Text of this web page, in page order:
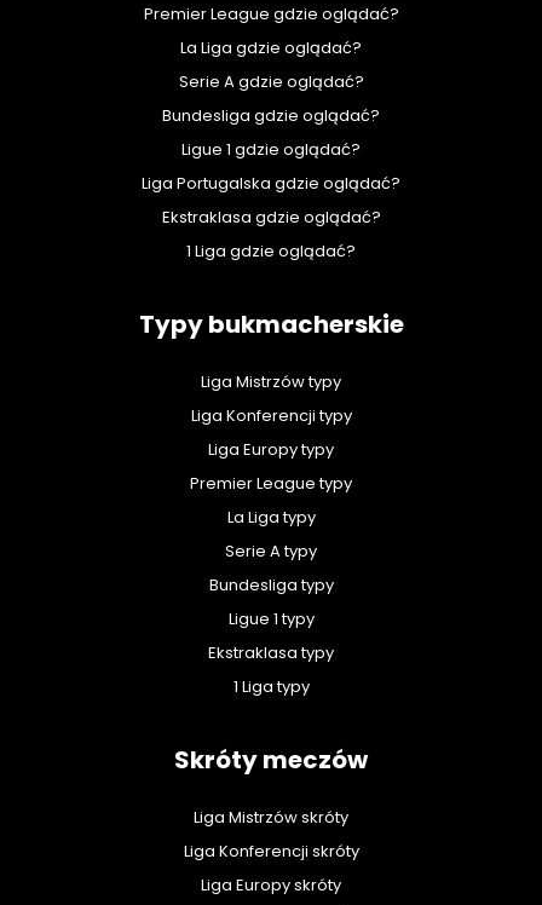
Premier League gdzie oglądać?
La Liga gdzie oglądać?
Serie A gdzie oglądać?
Bundesliga gdzie oglądać?
Ligue 1 gdzie oglądać?
Liga Portugalska gdzie oglądać?
Ekstraklasa gdzie oglądać?
1 Liga gdzie oglądać?
Typy bukmacherskie
Liga Mistrzów typy
Liga Konferencji typy
Liga Europy typy
Premier League typy
La Liga typy
Serie A typy
Bundesliga typy
Ligue 1 typy
Ekstraklasa typy
1 Liga typy
Skróty meczów
Liga Mistrzów skróty
Liga Konferencji skróty
Liga Europy skróty